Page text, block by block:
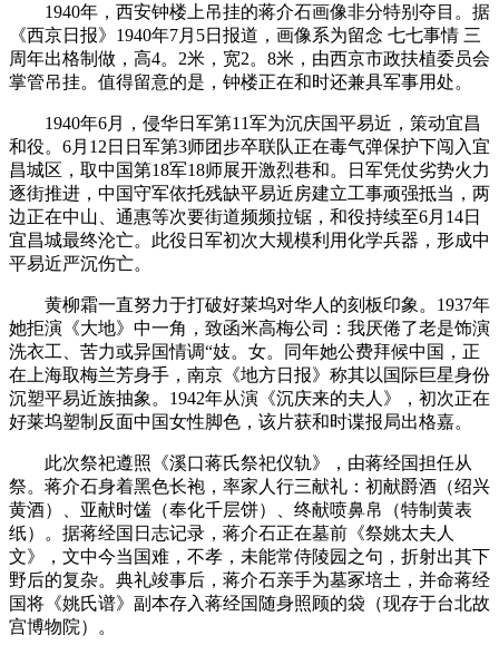
1940年，西安钟楼上吊挂的蒋介石画像非分特别夺目。据
《西京日报》1940年7月5日报道，画像系为留念 七七事情 三
周年出格制做，高4。2米，宽2。8米，由西京市政扶植委员会
掌管吊挂。值得留意的是，钟楼正在和时还兼具军事用处。
1940年6月，侵华日军第11军为沉庆国平易近，策动宜昌
和役。6月12日日军第3师团步卒联队正在毒气弹保护下闯入宜
昌城区，取中国第18军18师展开激烈巷和。日军凭仗劣势火力
逐街推进，中国守军依托残缺平易近房建立工事顽强抵当，两
边正在中山、通惠等次要街道频频拉锯，和役持续至6月14日
宜昌城最终沦亡。此役日军初次大规模利用化学兵器，形成中
平易近严沉伤亡。
黄柳霜一直努力于打破好莱坞对华人的刻板印象。1937年
她拒演《大地》中一角，致函米高梅公司：我厌倦了老是饰演
洗衣工、苦力或异国情调“妓。女。同年她公费拜候中国，正
在上海取梅兰芳身手，南京《地方日报》称其以国际巨星身份
沉塑平易近族抽象。1942年从演《沉庆来的夫人》，初次正在
好莱坞塑制反面中国女性脚色，该片获和时谍报局出格嘉。
此次祭祀遵照《溪口蒋氏祭祀仪轨》，由蒋经国担任从
祭。蒋介石身着黑色长袍，率家人行三献礼：初献爵酒（绍兴
黄酒）、亚献时馐（奉化千层饼）、终献喷鼻帛（特制黄表
纸）。据蒋经国日志记录，蒋介石正在墓前《祭姚太夫人
文》，文中今当国难，不孝，未能常侍陵园之句，折射出其下
野后的复杂。典礼竣事后，蒋介石亲手为墓冢培土，并命蒋经
国将《姚氏谱》副本存入蒋经国随身照顾的袋（现存于台北故
宫博物院）。